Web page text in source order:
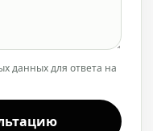
данных для ответа на